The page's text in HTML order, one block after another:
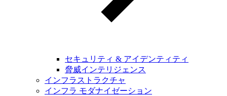
セキュリティ & アイデンティティ
脅威インテリジェンス
インフラストラクチャ
インフラ モダナイゼーション